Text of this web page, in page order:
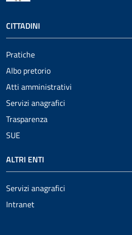
CITTADINI
Pratiche
Albo pretorio
Atti amministrativi
Servizi anagrafici
Trasparenza
SUE
ALTRI ENTI
Servizi anagrafici
Intranet